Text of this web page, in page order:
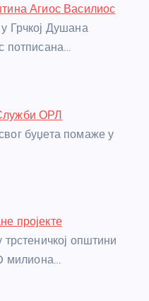
Агиос Василиос
Грчкој Душана
потписана…
ОРЛ
буџета помаже у
пројекте
општини
милиона…